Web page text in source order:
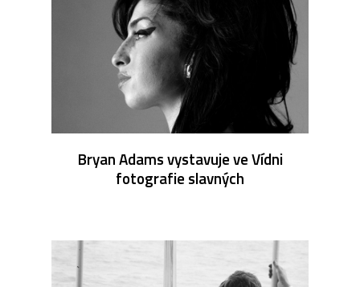
Bryan Adams vystavuje ve Vídni
fotografie slavných